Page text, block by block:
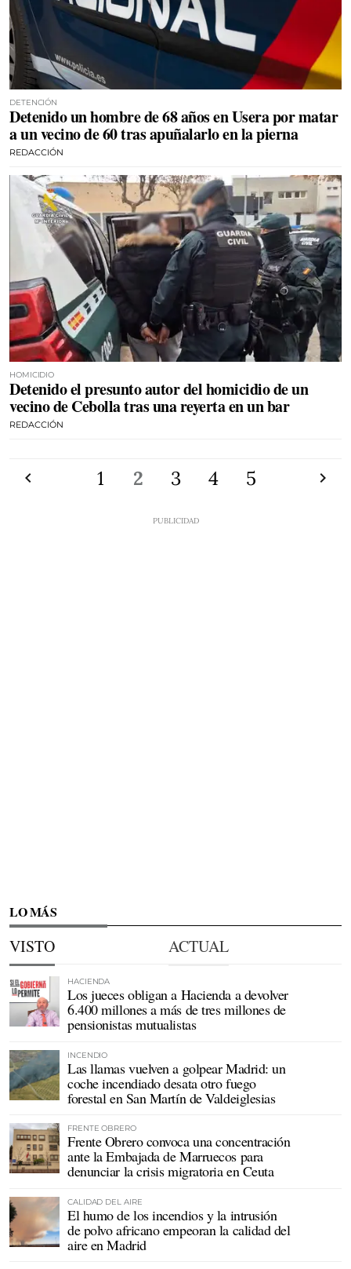
DETENCIÓN
Detenido un hombre de 68 años en Usera por matar
a un vecino de 60 tras apuñalarlo en la pierna
REDACCIÓN
HOMICIDIO
Detenido el presunto autor del homicidio de un
vecino de Cebolla tras una reyerta en un bar
REDACCIÓN
1 2 3 4 5
LO MÁS
VISTO ACTUAL
HACIENDA
Los jueces obligan a Hacienda a devolver
6.400 millones a más de tres millones de
pensionistas mutualistas
INCENDIO
Las llamas vuelven a golpear Madrid: un
coche incendiado desata otro fuego
forestal en San Martín de Valdeiglesias
FRENTE OBRERO
Frente Obrero convoca una concentración
ante la Embajada de Marruecos para
denunciar la crisis migratoria en Ceuta
CALIDAD DEL AIRE
El humo de los incendios y la intrusión
de polvo africano empeoran la calidad del
aire en Madrid